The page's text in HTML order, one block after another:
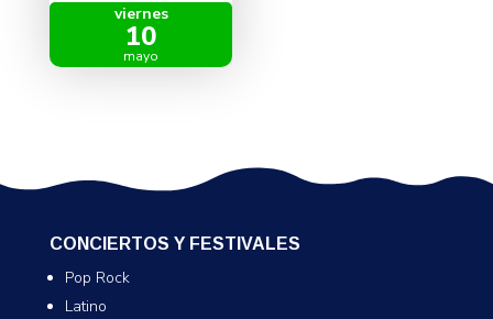
viernes
10
mayo
CONCIERTOS Y FESTIVALES
Pop Rock
Latino